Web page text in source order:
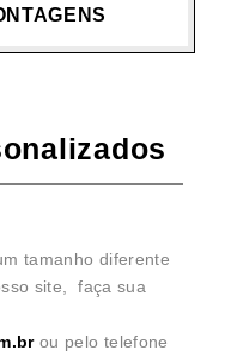
tamanho diferente
site, faça sua
ou pelo telefone